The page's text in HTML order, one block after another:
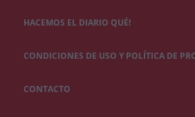
HACEMOS EL DIARIO QUÉ!
CONDICIONES DE USO Y POLÍTICA DE
CONTACTO